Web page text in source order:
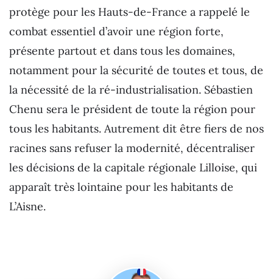
protège pour les Hauts-de-France a rappelé le
combat essentiel d’avoir une région forte,
présente partout et dans tous les domaines,
notamment pour la sécurité de toutes et tous, de
la nécessité de la ré-industrialisation. Sébastien
Chenu sera le président de toute la région pour
tous les habitants. Autrement dit être fiers de nos
racines sans refuser la modernité, décentraliser
les décisions de la capitale régionale Lilloise, qui
apparaît très lointaine pour les habitants de
L’Aisne.